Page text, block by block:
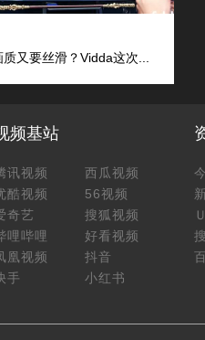
质又要丝滑？Vidda这次...
频基站
讯视频
西瓜视频
酷视频
56视频
奇艺
搜狐视频
哩哔哩
好看视频
凰视频
抖音
手
小红书